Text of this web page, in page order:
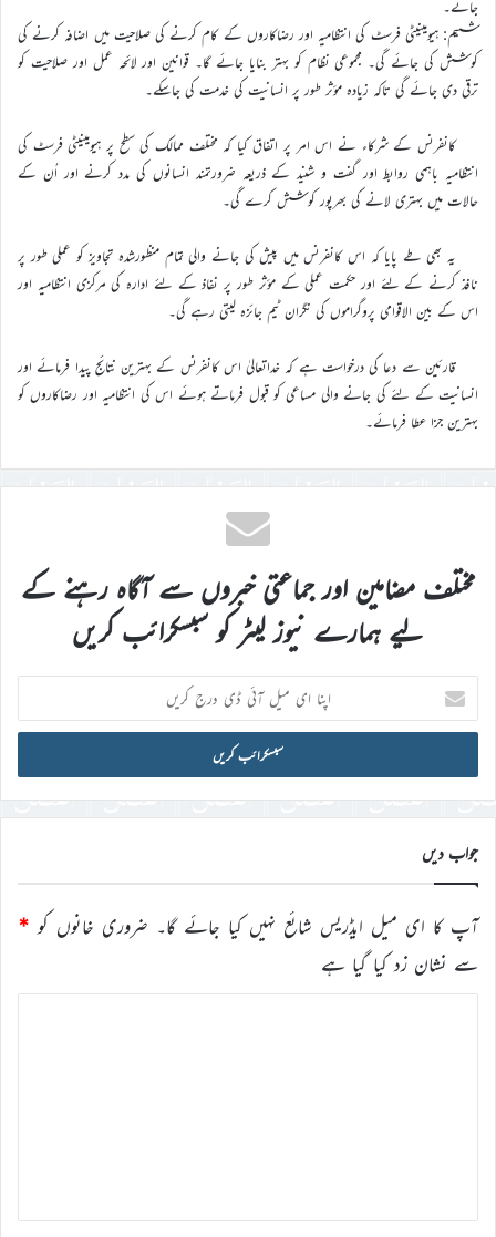
جائے۔
ششم: ہیومینیٹی فرسٹ کی انتظامیہ اور رضاکاروں کے کام کرنے کی صلاحیت میں اضافہ کرنے کی
کوشش کی جائے گی۔ مجموعی نظام کو بہتر بنایا جائے گا۔ قوانین اور لائحہ عمل اور صلاحیت کو
ترقی دی جائے گی تاکہ زیادہ مؤثر طور پر انسانیت کی خدمت کی جاسکے۔
کانفرنس کے شرکاء نے اس امر پر اتفاق کیا کہ مختلف ممالک کی سطح پر ہیومینیٹی فرسٹ کی
انتظامیہ باہمی روابط اور گفت و شنید کے ذریعہ ضرورتمند انسانوں کی مدد کرنے اور اُن کے
حالات میں بہتری لانے کی بھرپور کوشش کرے گی۔
یہ بھی طے پایا کہ اس کانفرنس میں پیش کی جانے والی تمام منظورشدہ تجاویز کو عملی طور پر
نافذ کرنے کے لئے اور حکمت عملی کے مؤثر طور پر نفاذ کے لئے ادارہ کی مرکزی انتظامیہ اور
اس کے بین الاقوامی پروگراموں کی نگران ٹیم جائزہ لیتی رہے گی۔
قارئین سے دعا کی درخواست ہے کہ خداتعالیٰ اس کانفرنس کے بہترین نتائج پیدا فرمائے اور
انسانیت کے لئے کی جانے والی مساعی کو قبول فرماتے ہوئے اس کی انتظامیہ اور رضاکاروں کو
بہترین جزا عطا فرمائے۔
مختلف مضامین اور جماعتی خبروں سے آگاہ رہنے کے
لیے ہمارے نیوز لیٹر کو سبسکرائب کریں
اپنا
ای
میل
ڈی
درج
کریں
جواب دیں
آپ کا ای میل ایڈریس شائع نہیں کیا جائے گا۔ ضروری خانوں کو *
سے نشان زد کیا گیا ہے